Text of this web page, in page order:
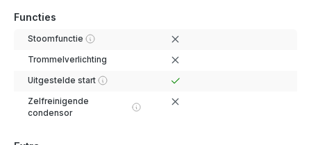
Functies
Stoomfunctie
Trommelverlichting
Uitgestelde start
Zelfreinigende
condensor